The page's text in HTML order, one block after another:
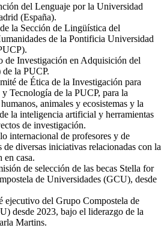
del Lenguaje por la Universidad
(España).
la Sección de Lingüística del
de la Pontificia Universidad
de Investigación en Adquisición del
la PUCP.
de Ética de la Investigación para
Tecnología de la PUCP, para la
animales y ecosistemas y la
la inteligencia artificial y herramientas
de investigación.
internacional de profesores y de
de diversas iniciativas relacionadas con la
en casa.
de selección de las becas Stella for
de Universidades (GCU), desde
ejecutivo del Grupo Compostela de
desde 2023, bajo el liderazgo de la
Martins.